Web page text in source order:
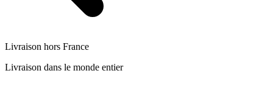
Livraison hors France
Livraison dans le monde entier